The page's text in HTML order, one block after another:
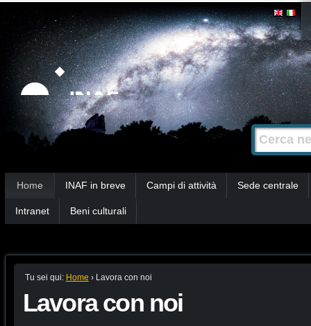
Strumenti
personali
Salta
contenuti.
|
Salta
alla
navigazione
Cerca nel
Ricerca
avanzata…
Home INAF in breve Campi di attività Sede centrale
Intranet Beni culturali
Tu sei qui: Home › Lavora con noi
Lavora con noi